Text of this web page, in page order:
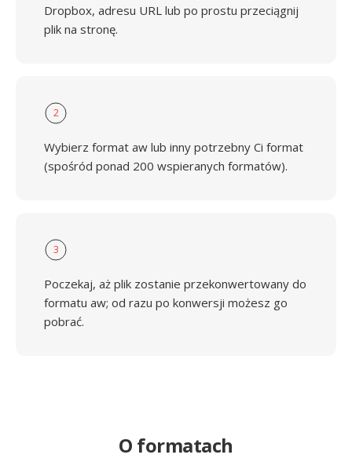
Dropbox, adresu URL lub po prostu przeciągnij
plik na stronę.
2
Wybierz format aw lub inny potrzebny Ci format
(spośród ponad 200 wspieranych formatów).
3
Poczekaj, aż plik zostanie przekonwertowany do
formatu aw; od razu po konwersji możesz go
pobrać.
O formatach